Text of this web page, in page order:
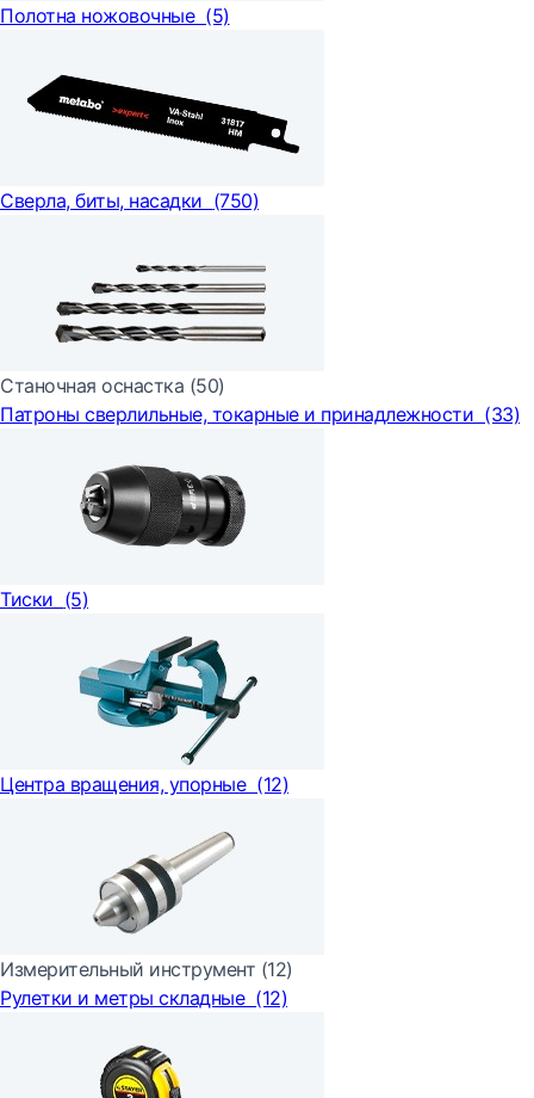
Полотна ножовочные (5)
Сверла, биты, насадки (750)
Станочная оснастка (50)
Патроны сверлильные, токарные и принадлежности (33)
Тиски (5)
Центра вращения, упорные (12)
Измерительный инструмент (12)
Рулетки и метры складные (12)